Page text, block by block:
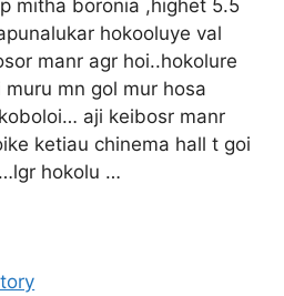
mitha boronia ,highet 5.5
hokooluye val
manr agr hoi..hokolure
mn gol mur hosa
aji keibosr manr
ketiau chinema hall t goi
hokolu …